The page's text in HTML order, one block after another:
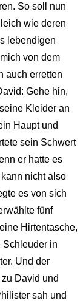
So soll nun
wie deren
lebendigen
von dem
auch erretten
Gehe hin,
Kleider an
Haupt und
sein Schwert
er hatte es
nicht also
es von sich
fünf
Hirtentasche,
Schleuder in
Und der
David und
sah und